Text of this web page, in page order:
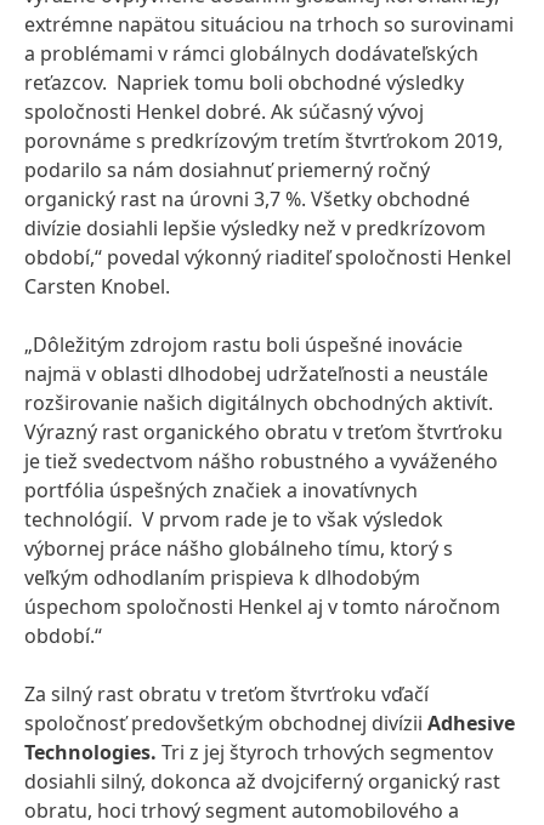
extrémne napätou situáciou na trhoch so surovinami
a problémami v rámci globálnych dodávateľských
reťazcov. Napriek tomu boli obchodné výsledky
spoločnosti Henkel dobré. Ak súčasný vývoj
porovnáme s predkrízovým tretím štvrťrokom 2019,
podarilo sa nám dosiahnuť priemerný ročný
organický rast na úrovni 3,7 %. Všetky obchodné
divízie dosiahli lepšie výsledky než v predkrízovom
období,“ povedal výkonný riaditeľ spoločnosti Henkel
Carsten Knobel.
„Dôležitým zdrojom rastu boli úspešné inovácie
najmä v oblasti dlhodobej udržateľnosti a neustále
rozširovanie našich digitálnych obchodných aktivít.
Výrazný rast organického obratu v treťom štvrťroku
je tiež svedectvom nášho robustného a vyváženého
portfólia úspešných značiek a inovatívnych
technológií. V prvom rade je to však výsledok
výbornej práce nášho globálneho tímu, ktorý s
veľkým odhodlaním prispieva k dlhodobým
úspechom spoločnosti Henkel aj v tomto náročnom
období.“
Za silný rast obratu v treťom štvrťroku vďačí
spoločnosť predovšetkým obchodnej divízii Adhesive
Technologies. Tri z jej štyroch trhových segmentov
dosiahli silný, dokonca až dvojciferný organický rast
obratu, hoci trhový segment automobilového a